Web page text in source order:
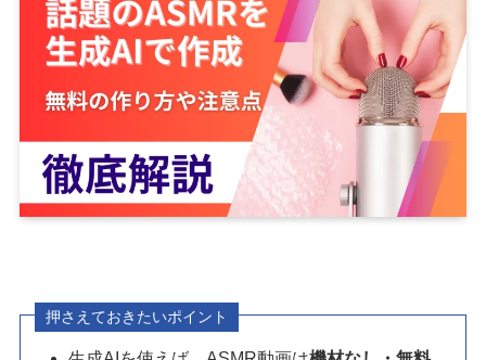
押さえておきたいポイント